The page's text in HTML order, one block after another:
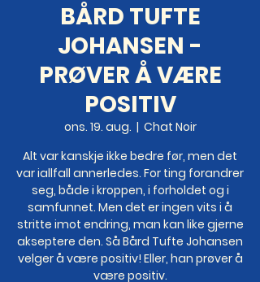
BÅRD TUFTE
JOHANSEN -
PRØVER Å VÆRE
POSITIV
ons. 19. aug.
  |
Chat Noir
Alt var kanskje ikke bedre før, men det
var iallfall annerledes. For ting forandrer
seg, både i kroppen, i forholdet og i
samfunnet. Men det er ingen vits i å
stritte imot endring, man kan like gjerne
akseptere den. Så Bård Tufte Johansen
velger å være positiv! Eller, han prøver å
være positiv.